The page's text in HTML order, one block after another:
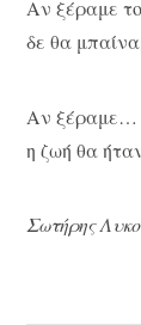
Αν ξέραμε
δε θα
Αν ξέραμε…
η ζωή θα
Σωτήρης